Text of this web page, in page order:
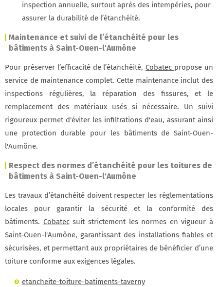
inspection annuelle, surtout après des intempéries, pour
assurer la durabilité de l’étanchéité.
Maintenance et suivi de l’étanchéité pour les
bâtiments à Saint-Ouen-l'Aumône
Pour préserver l’efficacité de l’étanchéité,Cobatec propose un
service de maintenance complet. Cette maintenance inclut des
inspections régulières, la réparation des fissures, et le
remplacement des matériaux usés si nécessaire. Un suivi
rigoureux permet d'éviter les infiltrations d'eau, assurant ainsi
une protection durable pour les bâtiments de Saint-Ouen-
l'Aumône.
Respect des normes d’étanchéité pour les toitures de
bâtiments à Saint-Ouen-l'Aumône
Les travaux d’étanchéité doivent respecter les réglementations
locales pour garantir la sécurité et la conformité des
bâtiments. Cobatecsuit strictement les normes en vigueur à
Saint-Ouen-l'Aumône, garantissant des installations fiables et
sécurisées, et permettant aux propriétaires de bénéficier d’une
toiture conforme aux exigences légales.
etancheite-toiture-batiments-taverny